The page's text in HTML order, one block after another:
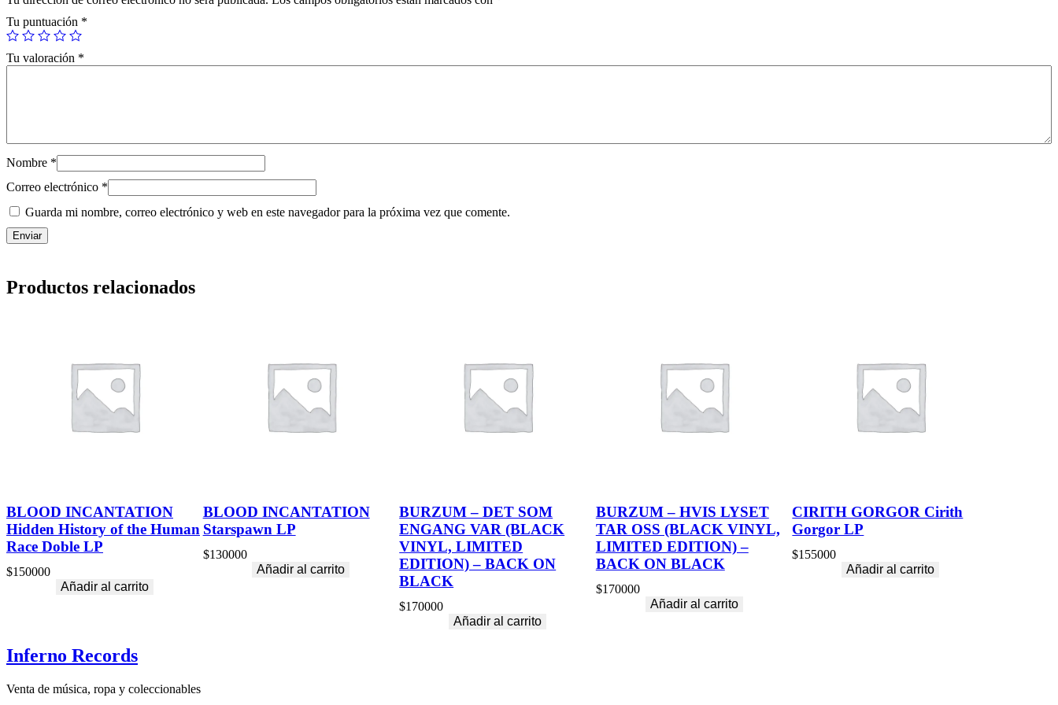
Tu puntuación *
Tu valoración *
Nombre *
Correo electrónico *
Guarda mi nombre, correo electrónico y web en este navegador para la próxima vez que comente.
Productos relacionados
BLOOD INCANTATION
Hidden History of the Human
Race Doble LP
$150000
Añadir al carrito
BLOOD INCANTATION
Starspawn LP
$130000
Añadir al carrito
BURZUM – DET SOM
ENGANG VAR (BLACK
VINYL, LIMITED
EDITION) – BACK ON
BLACK
$170000
Añadir al carrito
BURZUM – HVIS LYSET
TAR OSS (BLACK VINYL,
LIMITED EDITION) –
BACK ON BLACK
$170000
Añadir al carrito
CIRITH GORGOR Cirith
Gorgor LP
$155000
Añadir al carrito
Inferno Records
Venta de música, ropa y coleccionables